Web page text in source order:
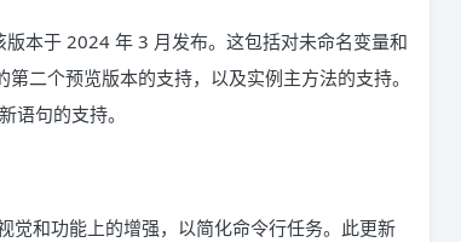
本于 2024 年 3 月发布。这包括对未命名变量和
二个预览版本的支持，以及实例主方法的支持。
句的支持。
觉和功能上的增强，以简化命令行任务。此更新